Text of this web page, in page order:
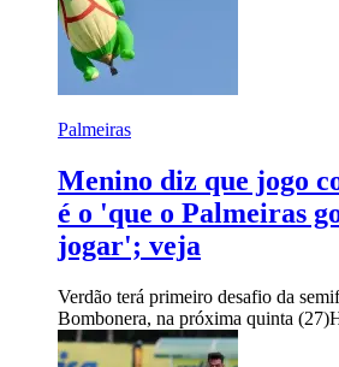
Palmeiras
Menino diz que jogo
é o 'que o Palmeiras
jogar'; veja
Verdão terá primeiro desafio da
Bombonera, na próxima quinta (27)